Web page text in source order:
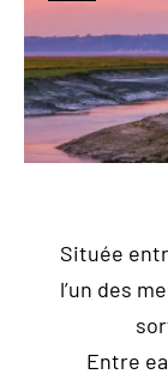
Située
l’un des
Entre